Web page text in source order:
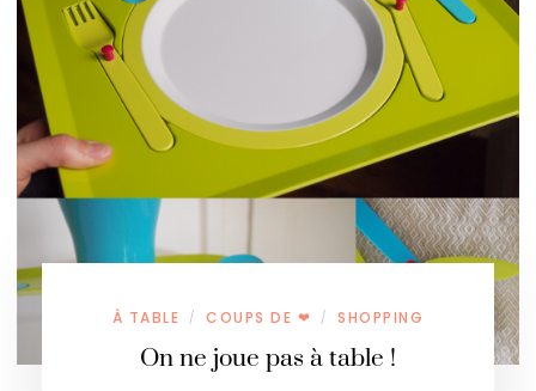
À TABLE / COUPS DE ❤ / SHOPPING
On ne joue pas à table !